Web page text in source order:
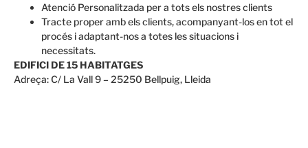
Atenció Personalitzada per a tots els nostres clients
Tracte proper amb els clients, acompanyant-los en tot el
procés i adaptant-nos a totes les situacions i
necessitats.
EDIFICI DE 15 HABITATGES
Adreça: C/ La Vall 9 – 25250 Bellpuig, Lleida